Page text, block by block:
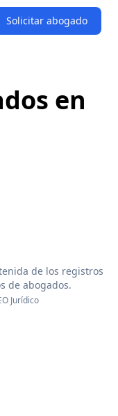
Solicitar abogado
en
de los registros
de abogados.
Jurídico